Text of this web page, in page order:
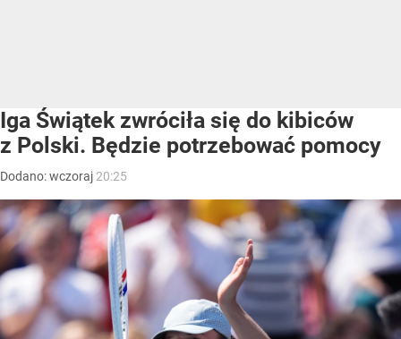
Iga Świątek zwróciła się do kibiców
z Polski. Będzie potrzebować pomocy
Dodano:wczoraj 20:25